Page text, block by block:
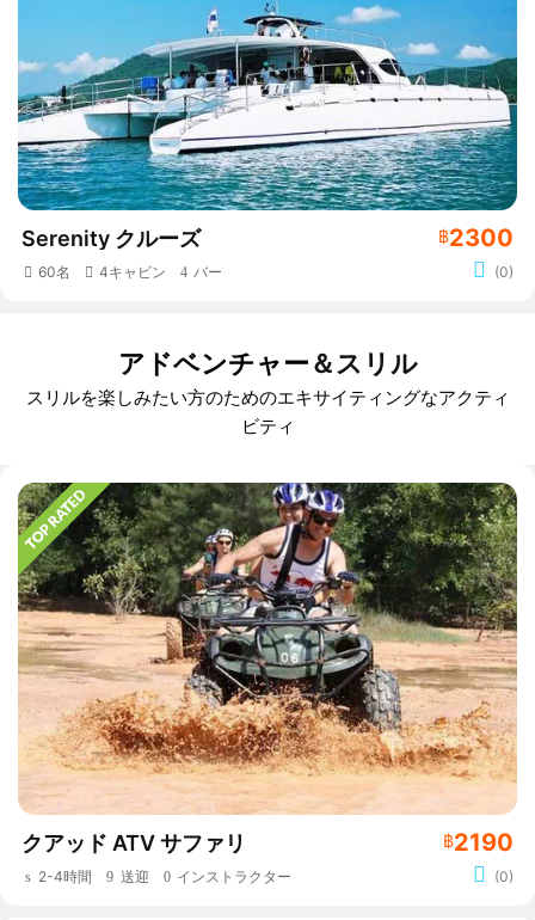
Serenity クルーズ ฿2300
60名 4キャビン バー (0)
アドベンチャー＆スリル
スリルを楽しみたい方のためのエキサイティングなアクティ
ビティ
クアッド ATV サファリ ฿2190
2-4時間 送迎 インストラクター (0)